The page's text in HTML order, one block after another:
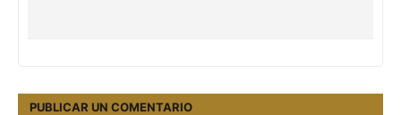
PUBLICAR UN COMENTARIO